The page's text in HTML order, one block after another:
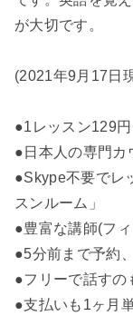
が大切です。
(2021年9月17日
●1レッスン129円
●日本人の専門カ
●Skype不要でレ
スンルーム」
●豊富な講師(フ
●5分前まで予約
●フリーで話すの
●支払いも1ヶ月